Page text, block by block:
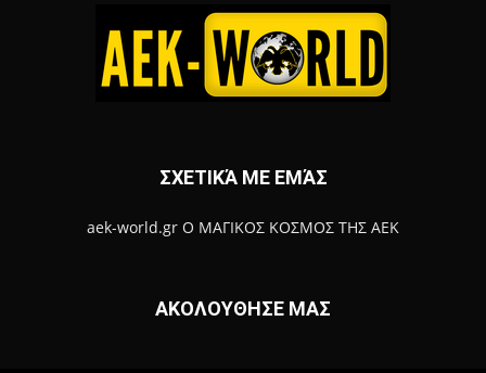
ΣΧΕΤΙΚΆ ΜΕ ΕΜΆΣ
aek-world.gr Ο ΜΑΓΙΚΟΣ ΚΟΣΜΟΣ ΤΗΣ ΑΕΚ
ΑΚΟΛΟΥΘΗΣΕ ΜΑΣ